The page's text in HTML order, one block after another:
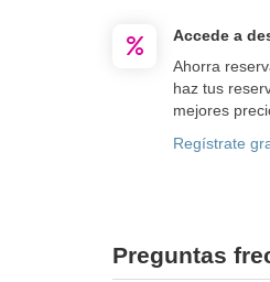
Accede a
Ahorra
haz tus
mejores
Regístrate
Preguntas